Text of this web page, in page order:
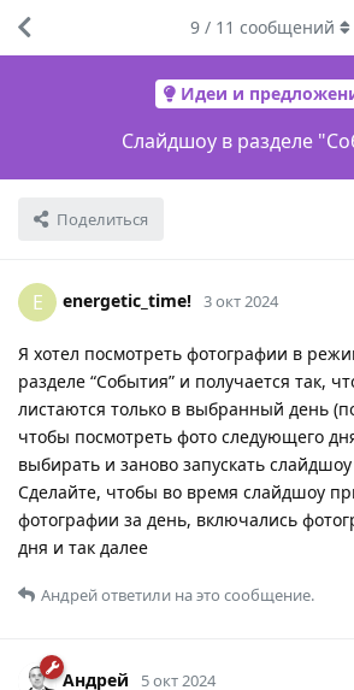
Идеи и
Слайдшоу в разделе
Поделиться
9/ 11 сообщений
E energetic_time! 3 окт 2024
Я хотел посмотреть фотографии в
разделе “События” и получается так,
листаются только в выбранный день
чтобы посмотреть фото следующего
выбирать и заново запускать
Сделайте, чтобы во время слайдшоу
фотографии за день, включались
дня и так далее
Андрейответили на это сообщение.
Андрей 5 окт 2024